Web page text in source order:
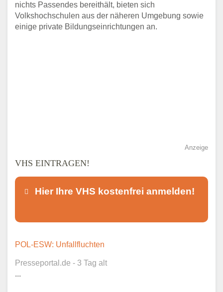
nichts Passendes bereithält, bieten sich
Volkshochschulen aus der näheren Umgebung sowie
einige private Bildungseinrichtungen an.
Anzeige
VHS EINTRAGEN!
Hier Ihre VHS kostenfrei anmelden!
Dieser Teil dient lediglich zur
öffentlich sichtbar.
POL-ESW: Unfallfluchten
Presseportal.de - 3 Tag alt
...